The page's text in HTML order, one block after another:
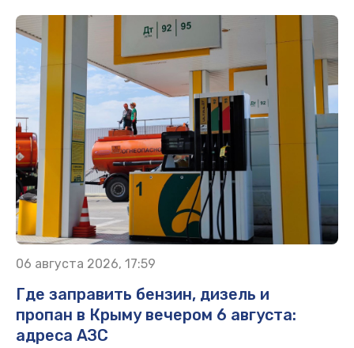
06 августа 2026, 17:59
Где заправить бензин, дизель и
пропан в Крыму вечером 6 августа:
адреса АЗС